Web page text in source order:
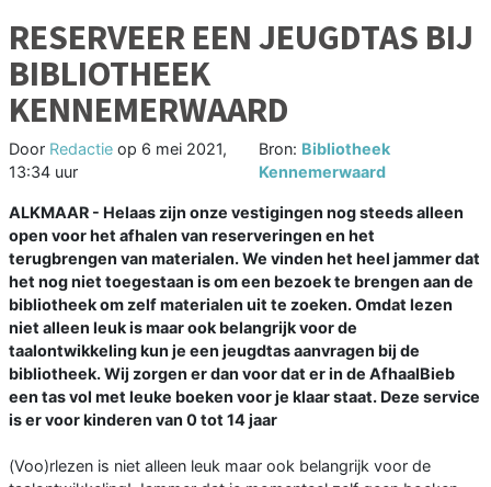
RESERVEER EEN JEUGDTAS BIJ
BIBLIOTHEEK
KENNEMERWAARD
Door Redactie op 6 mei 2021,
13:34 uur
Bron: Bibliotheek
Kennemerwaard
ALKMAAR - Helaas zijn onze vestigingen nog steeds alleen
open voor het afhalen van reserveringen en het
terugbrengen van materialen. We vinden het heel jammer dat
het nog niet toegestaan is om een bezoek te brengen aan de
bibliotheek om zelf materialen uit te zoeken. Omdat lezen
niet alleen leuk is maar ook belangrijk voor de
taalontwikkeling kun je een jeugdtas aanvragen bij de
bibliotheek. Wij zorgen er dan voor dat er in de AfhaalBieb
een tas vol met leuke boeken voor je klaar staat. Deze service
is er voor kinderen van 0 tot 14 jaar
(Voo)rlezen is niet alleen leuk maar ook belangrijk voor de